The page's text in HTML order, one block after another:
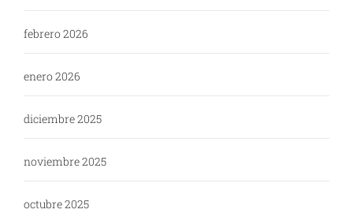
febrero 2026
enero 2026
diciembre 2025
noviembre 2025
octubre 2025